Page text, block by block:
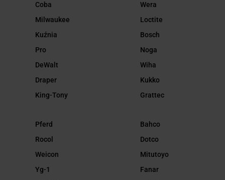
Coba
Milwaukee
Kuźnia
Pro
DeWalt
Draper
King-Tony
Wera
Loctite
Bosch
Noga
Wiha
Kukko
Grattec
Pferd
Rocol
Weicon
Yg-1
Bahco
Dotco
Mitutoyo
Fanar